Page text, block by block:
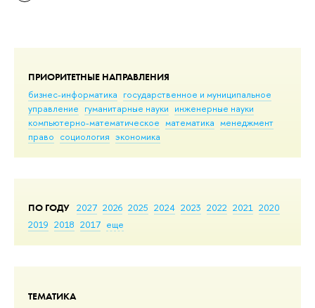
ПРИОРИТЕТНЫЕ НАПРАВЛЕНИЯ
бизнес-информатика государственное и муниципальное
управление гуманитарные науки инженерные науки
компьютерно-математическое математика менеджмент
право социология экономика
ПО ГОДУ 2027 2026 2025 2024 2023 2022 2021 2020
2019 2018 2017 еще
ТЕМАТИКА